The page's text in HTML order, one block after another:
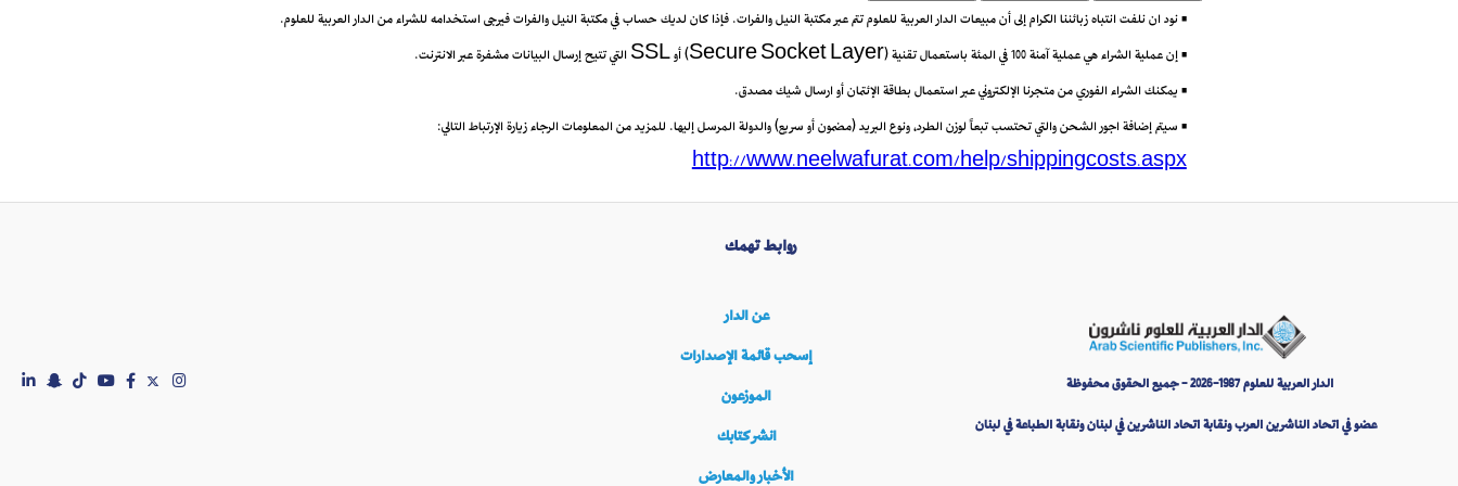
• نود ان نلفت انتباه زبائننا الكرام إلى أن مبيعات الدار العربية للعلوم تتم عبر مكتبة النيل والفرات. فإذا كان لديك حساب في مكتبة النيل والفرات فيرجى استخدامه للشراء من الدار العربية للعلوم.
• إن عملية الشراء هي عملية آمنة 100 في المئة باستعمال تقنية (Secure Socket Layer) أو SSL التي تتيح إرسال البيانات مشفرة عبر الانترنت.
• يمكنك الشراء الفوري من متجرنا الإلكتروني عبر استعمال بطاقة الإئتمان أو ارسال شيك مصدق.
• سيتم إضافة اجور الشحن والتي تحتسب تبعاً لوزن الطرد، ونوع البريد (مضمون أو سريع) والدولة المرسل إليها. للمزيد من المعلومات الرجاء زيارة الإرتباط التالي:
http://www.neelwafurat.com/help/shippingcosts.aspx
روابط تهمك
عن الدار
إسحب قائمة الإصدارات
الموزعون
انشر كتابك
الأخبار والمعارض
الدار العربية للعلوم 1987-2026 - جميع الحقوق محفوظة
عضو في اتحاد الناشرين العرب ونقابة اتحاد الناشرين في لبنان ونقابة الطباعة في لبنان